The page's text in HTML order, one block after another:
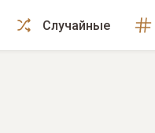
Случайные